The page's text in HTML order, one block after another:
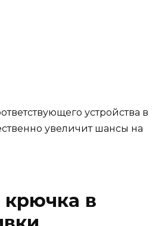
устройства в
увеличит шансы на
в